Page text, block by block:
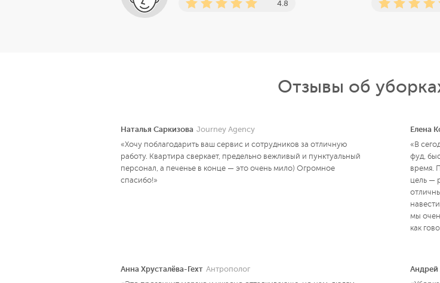
4.8
Отзывы об
Наталья Саркизова Journey Agency
«Хочу поблагодарить ваш сервис и сотрудников за отличную
работу. Квартира сверкает, предельно вежливый и пунктуальный
персонал, а печенье в конце — это очень мило) Огромное
спасибо!»
Елена
«В
фуд,
время.
цель —
мы
как
Анна Хрусталёва-Гехт Антрополог Андрей